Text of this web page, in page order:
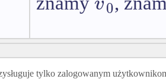
0
tylko zalogowanym